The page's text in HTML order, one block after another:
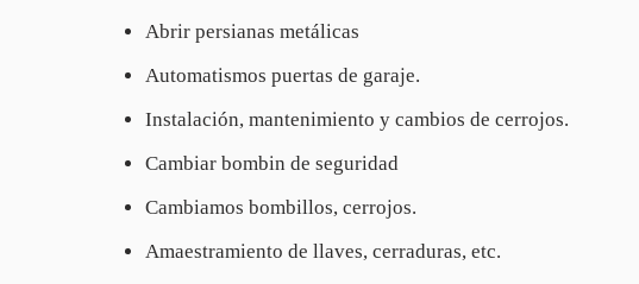
Abrir persianas metálicas
Automatismos puertas de garaje.
Instalación, mantenimiento y cambios de cerrojos.
Cambiar bombin de seguridad
Cambiamos bombillos, cerrojos.
Amaestramiento de llaves, cerraduras, etc.